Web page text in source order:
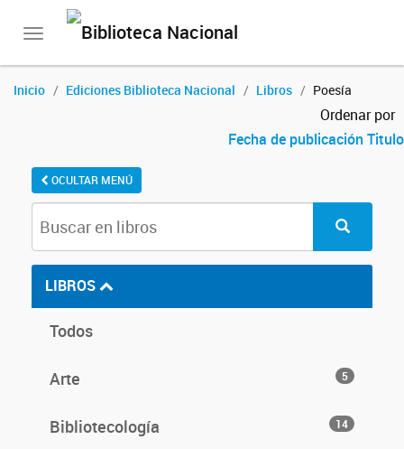
Toggle
Inicio Ediciones Biblioteca Nacional Libros Poesía
Ordenar por
Fecha de publicaciónTitulo
OCULTAR MENÚ
LIBROS
Todos
Arte 5
Bibliotecología 14